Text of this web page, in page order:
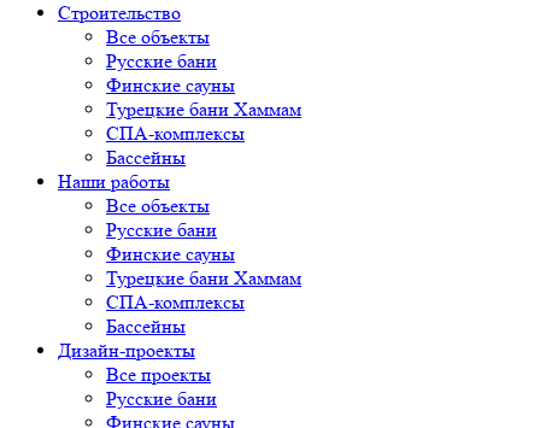
Строительство
Все объекты
Русские бани
Финские сауны
Турецкие бани Хаммам
СПА-комплексы
Бассейны
Наши работы
Все объекты
Русские бани
Финские сауны
Турецкие бани Хаммам
СПА-комплексы
Бассейны
Дизайн-проекты
Все проекты
Русские бани
Финские сауны